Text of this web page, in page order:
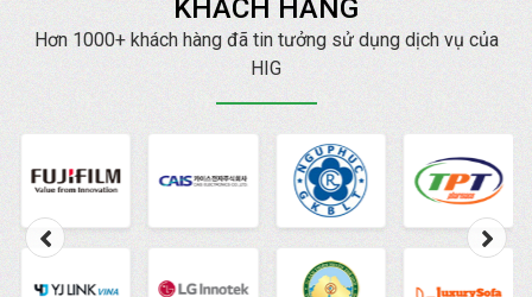
KHÁCH HÀNG
Hơn 1000+ khách hàng đã tin tưởng sử dụng dịch vụ của
HIG